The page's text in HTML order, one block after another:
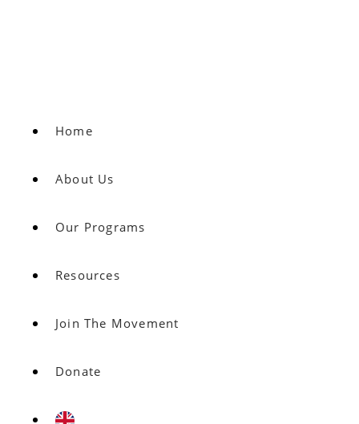
Home
About Us
Our Programs
Resources
Join The Movement
Donate